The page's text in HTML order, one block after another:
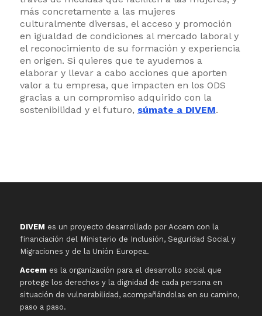
más concretamente a las mujeres
culturalmente diversas, el acceso y promoción
en igualdad de condiciones al mercado laboral y
el reconocimiento de su formación y experiencia
en origen. Si quieres que te ayudemos a
elaborar y llevar a cabo acciones que aporten
valor a tu empresa, que impacten en los ODS
gracias a un compromiso adquirido con la
sostenibilidad y el futuro, súmate a DIVEM.
DIVEM es un proyecto desarrollado por Accem con la
financiación del Ministerio de Inclusión, Seguridad Social y
Migraciones y de la Unión Europea.
Accemes la organización para el desarrollo social que
protege los derechos y la dignidad de cada persona en
situación de vulnerabilidad, acompañándolas en su camino,
paso a paso.